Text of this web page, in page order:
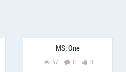
MS: One
57 0 0